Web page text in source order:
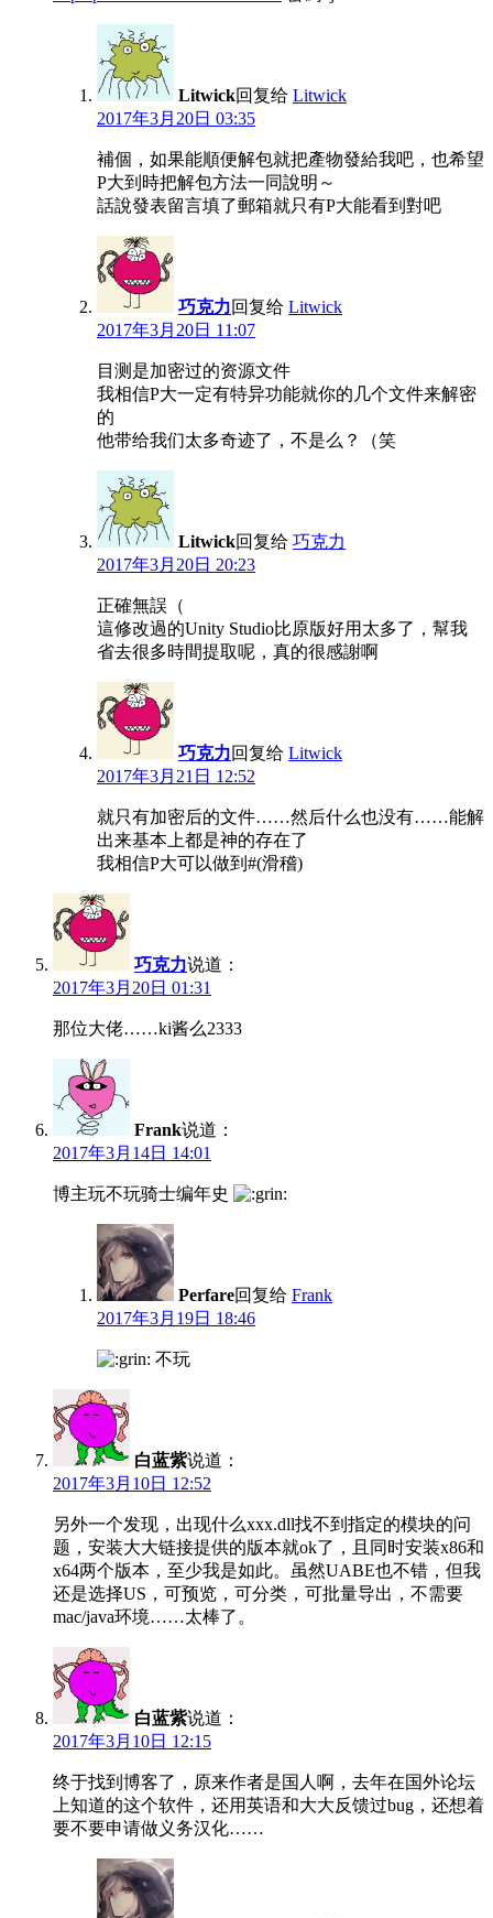
Litwick回复给 Litwick
2017年3月20日 03:35
補個，如果能順便解包就把產物發給我吧，也希望
P大到時把解包方法一同說明～
話說發表留言填了郵箱就只有P大能看到對吧
巧克力回复给 Litwick
2017年3月20日 11:07
目测是加密过的资源文件
我相信P大一定有特异功能就你的几个文件来解密
的
他带给我们太多奇迹了，不是么？（笑
Litwick回复给 巧克力
2017年3月20日 20:23
正確無誤（
這修改過的Unity Studio比原版好用太多了，幫我
省去很多時間提取呢，真的很感謝啊
巧克力回复给 Litwick
2017年3月21日 12:52
就只有加密后的文件……然后什么也没有……能解
出来基本上都是神的存在了
我相信P大可以做到#(滑稽)
巧克力说道：
2017年3月20日 01:31
那位大佬……ki酱么2333
Frank说道：
2017年3月14日 14:01
博主玩不玩骑士编年史
Perfare回复给 Frank
2017年3月19日 18:46
不玩
白蓝紫说道：
2017年3月10日 12:52
另外一个发现，出现什么xxx.dll找不到指定的模块的问
题，安装大大链接提供的版本就ok了，且同时安装x86和
x64两个版本，至少我是如此。虽然UABE也不错，但我
还是选择US，可预览，可分类，可批量导出，不需要
mac/java环境……太棒了。
白蓝紫说道：
2017年3月10日 12:15
终于找到博客了，原来作者是国人啊，去年在国外论坛
上知道的这个软件，还用英语和大大反馈过bug，还想着
要不要申请做义务汉化……